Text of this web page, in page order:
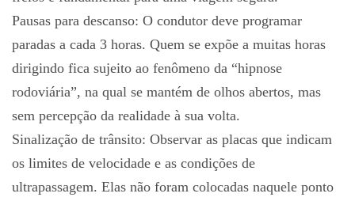
Pausas para descanso: O condutor deve programar
paradas a cada 3 horas. Quem se expõe a muitas horas
dirigindo fica sujeito ao fenômeno da “hipnose
rodoviária”, na qual se mantém de olhos abertos, mas
sem percepção da realidade à sua volta.
Sinalização de trânsito: Observar as placas que indicam
os limites de velocidade e as condições de
ultrapassagem. Elas não foram colocadas naquele ponto